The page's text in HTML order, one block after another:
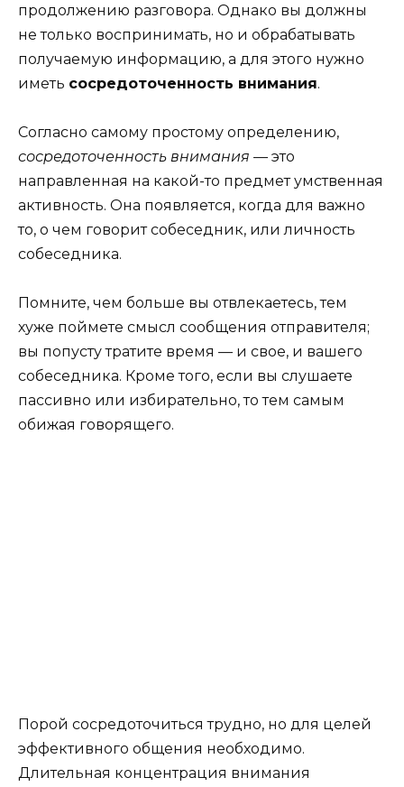
продолжению разговора. Однако вы должны
не только воспринимать, но и обрабатывать
получаемую информацию, а для этого нужно
иметь сосредоточенность внимания.
Согласно самому простому определению,
сосредоточенность внимания — это
направленная на какой-то предмет умственная
активность. Она появляется, когда для важно
то, о чем говорит собеседник, или личность
собеседника.
Помните, чем больше вы отвлекаетесь, тем
хуже поймете смысл сообщения отправителя;
вы попусту тратите время — и свое, и вашего
собеседника. Кроме того, если вы слушаете
пассивно или избирательно, то тем самым
обижая говорящего.
Порой сосредоточиться трудно, но для целей
эффективного общения необходимо.
Длительная концентрация внимания